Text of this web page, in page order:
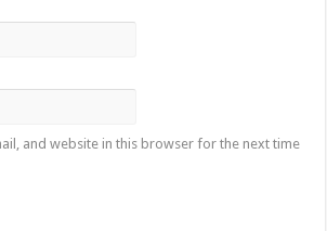
and website in this browser for the next time